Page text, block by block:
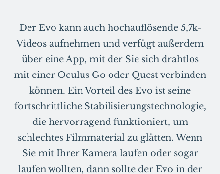
Der Evo kann auch hochauflösende 5,7k-
Videos aufnehmen und verfügt außerdem
über eine App, mit der Sie sich drahtlos
mit einer Oculus Go oder Quest verbinden
können. Ein Vorteil des Evo ist seine
fortschrittliche Stabilisierungstechnologie,
die hervorragend funktioniert, um
schlechtes Filmmaterial zu glätten. Wenn
Sie mit Ihrer Kamera laufen oder sogar
laufen wollten, dann sollte der Evo in der